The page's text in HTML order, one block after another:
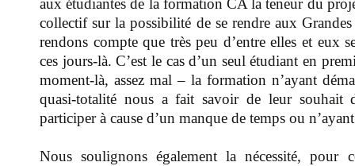
aux étudiantes de la formation CA la teneur du
collectif sur la possibilité de se rendre aux
rendons compte que très peu d’entre elles et eux
ces jours-là. C’est le cas d’un seul étudiant en
moment-là, assez mal – la formation n’ayant
quasi-totalité nous a fait savoir de leur
participer à cause d’un manque de temps ou
Nous soulignons également la nécessité, pour